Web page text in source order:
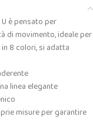
è pensato per
di movimento, ideale per
in 8 colori, si adatta
linea elegante
misure per garantire